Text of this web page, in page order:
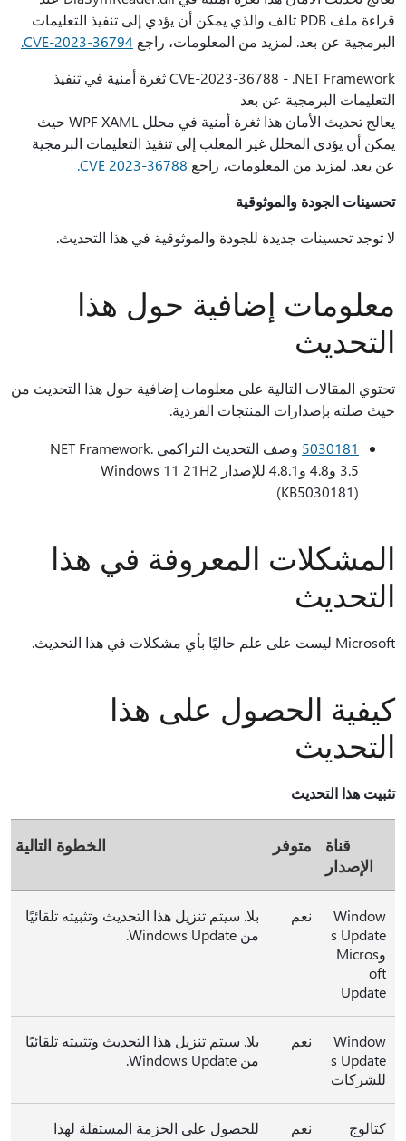
قراءة ملف PDB تالف والذي يمكن أن يؤدي إلى تنفيذ التعليمات
البرمجية عن بعد. لمزيد من المعلومات، راجع CVE-2023-36794.
CVE-2023-36788 - .NET Framework ثغرة أمنية في تنفيذ
التعليمات البرمجية عن بعد
يعالج تحديث الأمان هذا ثغرة أمنية في محلل WPF XAML حيث
يمكن أن يؤدي المحلل غير المعلب إلى تنفيذ التعليمات البرمجية
عن بعد. لمزيد من المعلومات، راجع CVE 2023-36788.
تحسينات الجودة والموثوقية
لا توجد تحسينات جديدة للجودة والموثوقية في هذا التحديث.
معلومات إضافية حول هذا
التحديث
تحتوي المقالات التالية على معلومات إضافية حول هذا التحديث من
حيث صلته بإصدارات المنتجات الفردية.
5030181
وصف التحديث التراكمي .NET Framework
3.5 و4.8 و4.8.1 للإصدار Windows 11 21H2
(KB5030181)
المشكلات المعروفة في هذا
التحديث
Microsoft ليست على علم حاليًا بأي مشكلات في هذا التحديث.
كيفية الحصول على هذا
التحديث
تثبيت هذا التحديث
قناة
الإصدار
متوفر الخطوة التالية
Window
s Update
وMicros
oft
Update
نعم
بلا. سيتم تنزيل هذا التحديث وتثبيته تلقائيًا
من Windows Update.
Window
s Update
للشركات
نعم
بلا. سيتم تنزيل هذا التحديث وتثبيته تلقائيًا
من Windows Update.
كتالوج
نعم
للحصول على الحزمة المستقلة لهذا